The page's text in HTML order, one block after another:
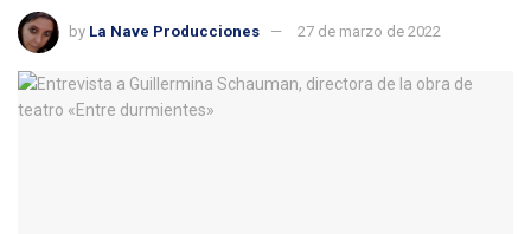
by La Nave Producciones 27 de marzo de 2022